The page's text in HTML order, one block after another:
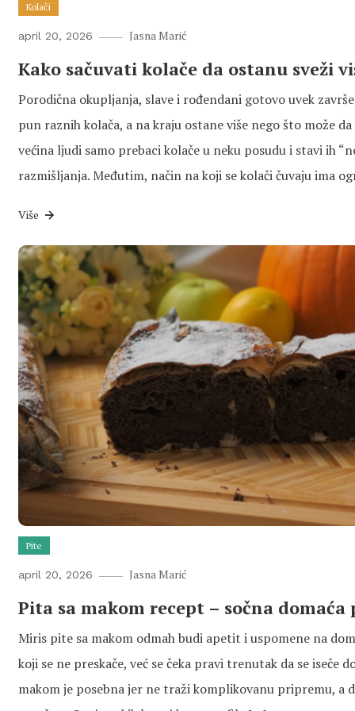
Kolači
april 20, 2026 Jasna Marić
Kako sačuvati kolače da ostanu sveži
Porodična okupljanja, slave i rođendani gotovo uvek
pun raznih kolača, a na kraju ostane više nego što može
većina ljudi samo prebaci kolače u neku posudu i stavi ih
razmišljanja. Međutim, način na koji se kolači čuvaju ima
Više
Pite
april 20, 2026 Jasna Marić
Pita sa makom recept – sočna domaća
Miris pite sa makom odmah budi apetit i uspomene na
koji se ne preskače, već se čeka pravi trenutak da se iseče
makom je posebna jer ne traži komplikovanu pripremu, a